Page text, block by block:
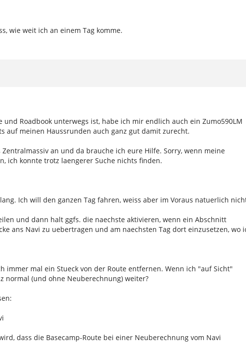
wie weit ich an einem Tag komme.
Roadbook unterwegs ist, habe ich mir endlich auch ein Zumo590LM
auf meinen Haussrunden auch ganz gut damit zurecht.
an und da brauche ich eure Hilfe. Sorry, wenn meine
ich konnte trotz laengerer Suche nichts finden.
Ich will den ganzen Tag fahren, weiss aber im Voraus natuerlich
und dann halt ggfs. die naechste aktivieren, wenn ein Abschnitt
ans Navi zu uebertragen und am naechsten Tag dort einzusetzen, wo
immer mal ein Stueck von der Route entfernen. Wenn ich "auf Sicht"
normal (und ohne Neuberechnung) weiter?
dass die Basecamp-Route bei einer Neuberechnung vom Navi